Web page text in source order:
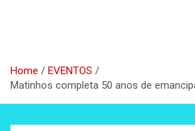
Home
EVENTOS
Matinhos completa 50 anos de